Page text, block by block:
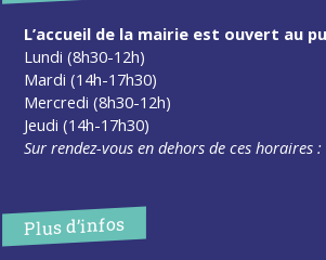
L’accueil de la mairie est ouvert au
Lundi (8h30-12h)
Mardi (14h-17h30)
Mercredi (8h30-12h)
Jeudi (14h-17h30)
Sur rendez-vous en dehors de ces horaires :
Plus d’infos